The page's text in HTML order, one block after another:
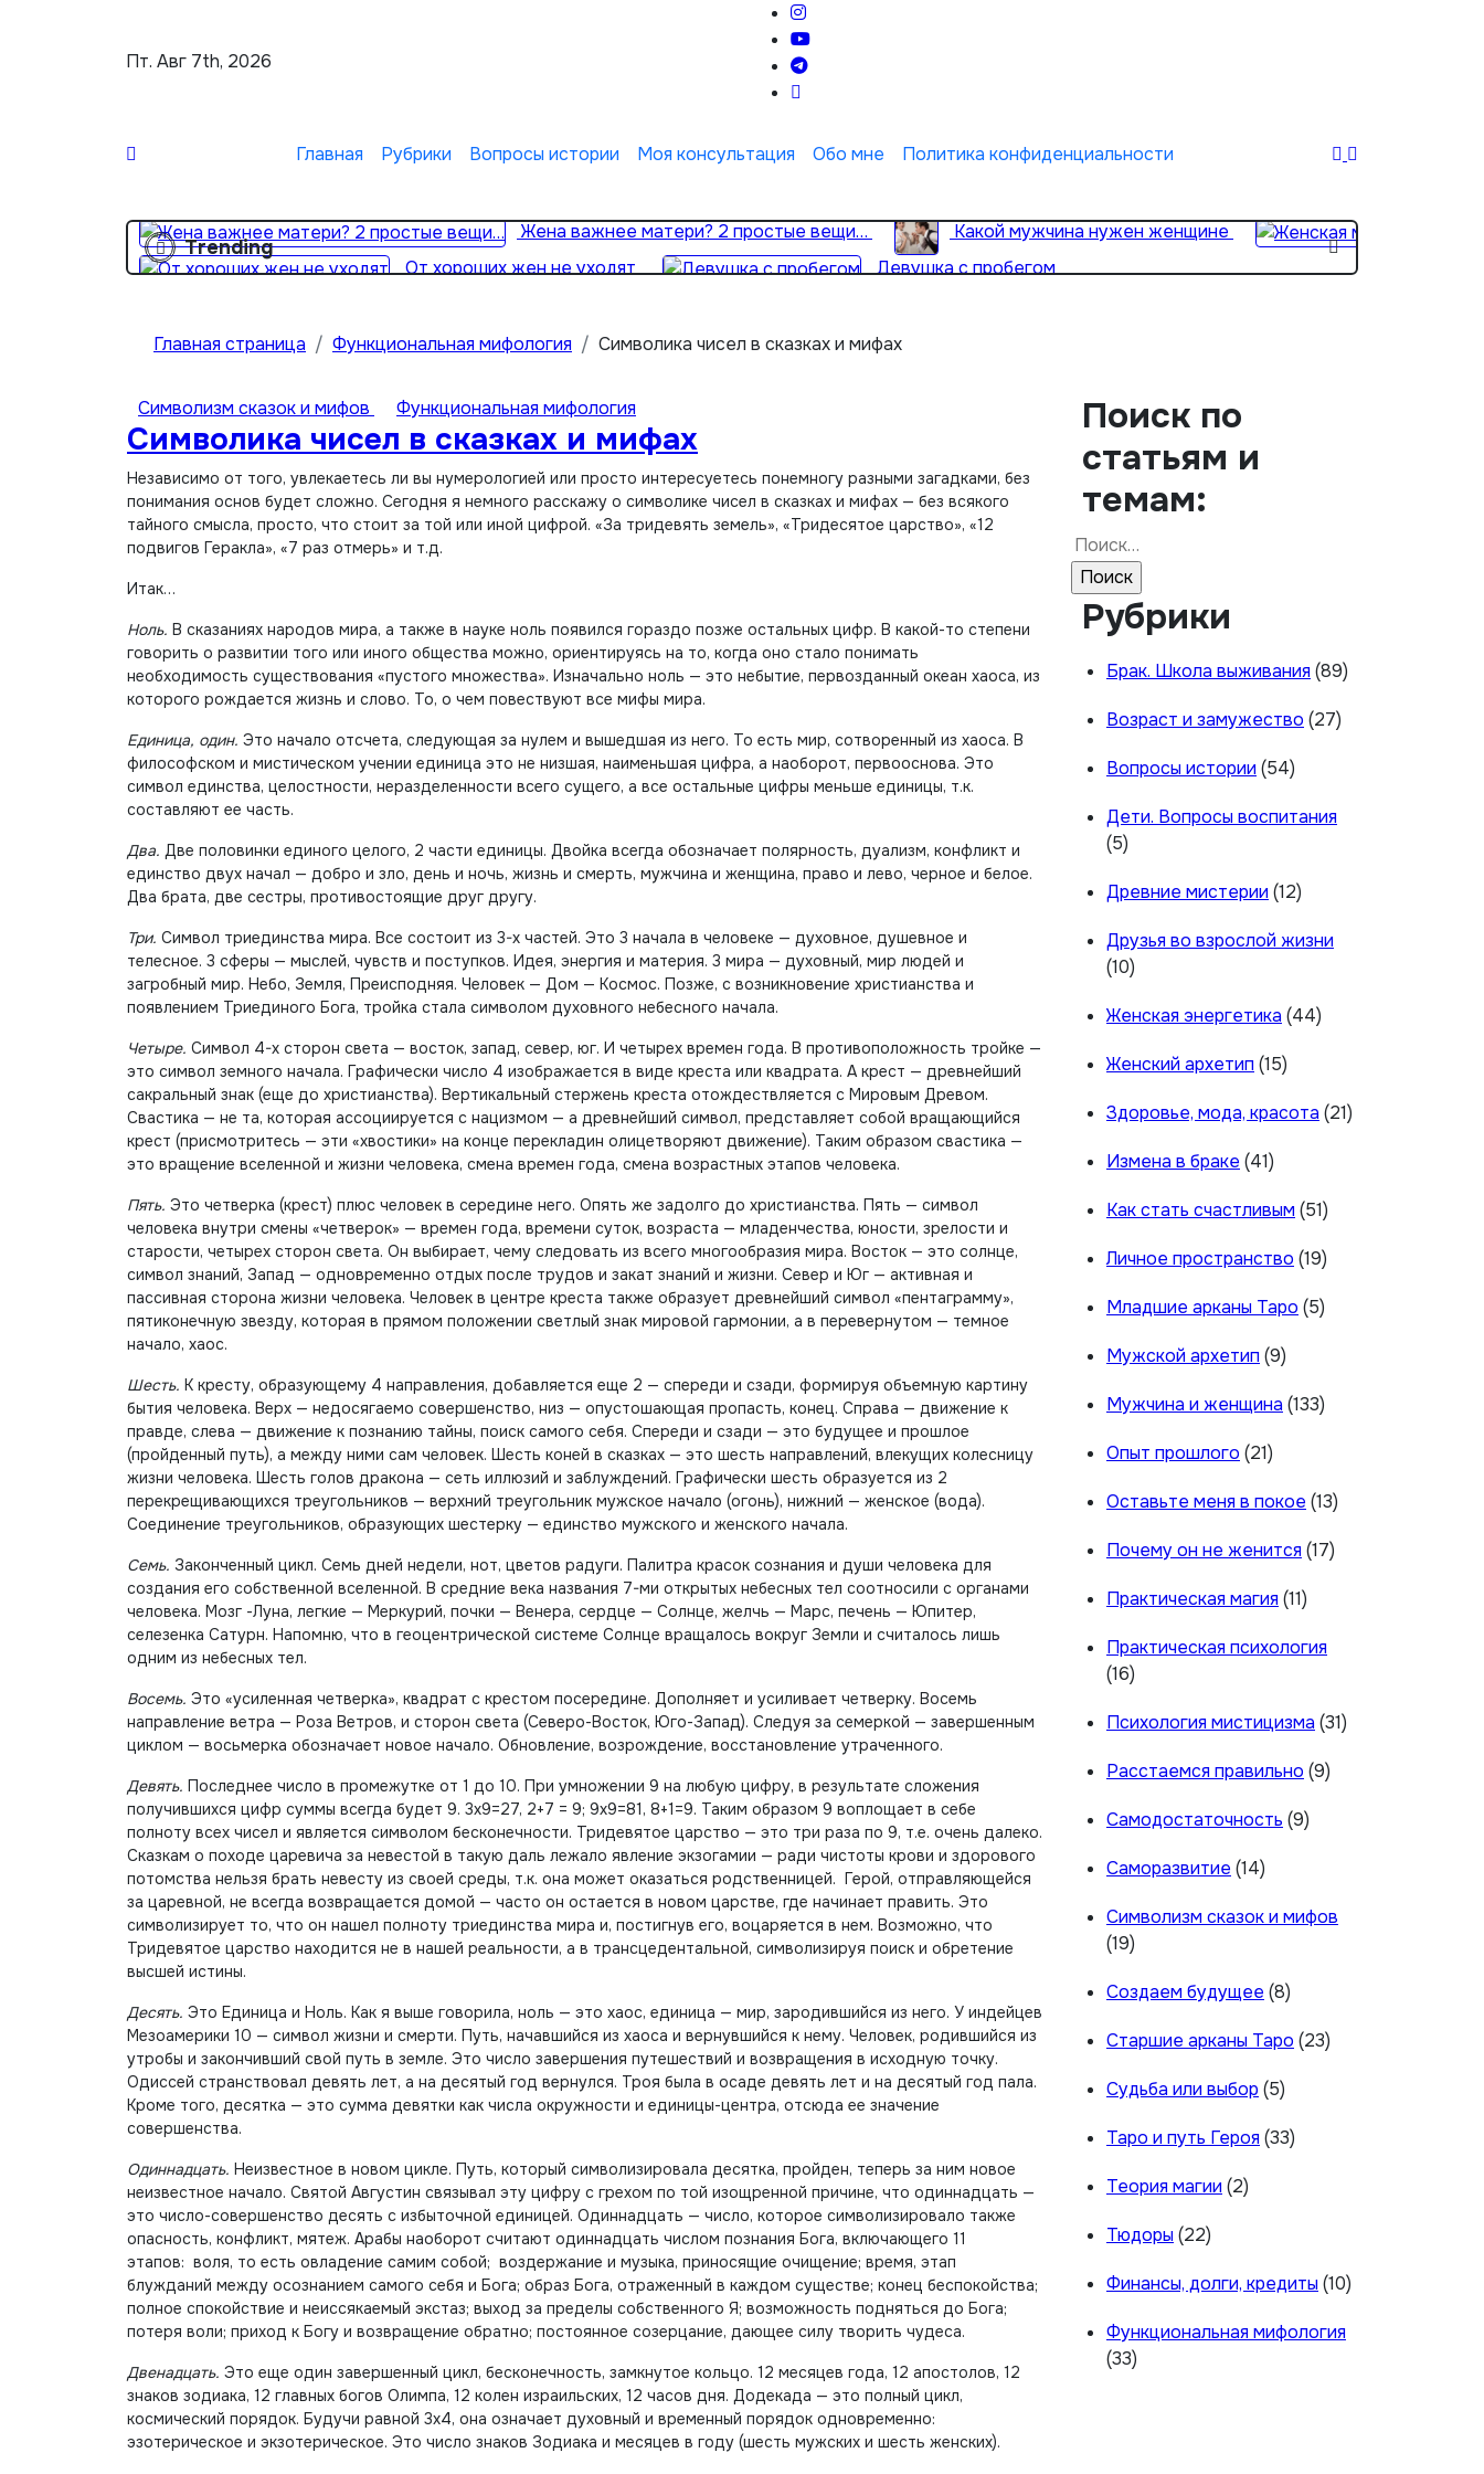
Пт. Авг 7th, 2026
Главная Рубрики Вопросы истории Моя консультация Обо мне Политика конфиденциальности
Trending
Жена важнее матери? 2 простые вещи… Какой мужчина нужен женщине
От хороших жен не уходят
Девушка с пробегом
Главная страница Функциональная мифология Символика чисел в сказках и мифах
Символизм сказок и мифов Функциональная мифология
Символика чисел в сказках и мифах
Независимо от того, увлекаетесь ли вы нумерологией или просто интересуетесь понемногу разными загадками, без
понимания основ будет сложно. Сегодня я немного расскажу о символике чисел в сказках и мифах — без всякого
тайного смысла, просто, что стоит за той или иной цифрой. «За тридевять земель», «Тридесятое царство», «12
подвигов Геракла», «7 раз отмерь» и т.д.
Итак…
Ноль. В сказаниях народов мира, а также в науке ноль появился гораздо позже остальных цифр. В какой-то степени
говорить о развитии того или иного общества можно, ориентируясь на то, когда оно стало понимать
необходимость существования «пустого множества». Изначально ноль — это небытие, первозданный океан хаоса, из
которого рождается жизнь и слово. То, о чем повествуют все мифы мира.
Единица, один. Это начало отсчета, следующая за нулем и вышедшая из него. То есть мир, сотворенный из хаоса. В
философском и мистическом учении единица это не низшая, наименьшая цифра, а наоборот, первооснова. Это
символ единства, целостности, неразделенности всего сущего, а все остальные цифры меньше единицы, т.к.
составляют ее часть.
Два. Две половинки единого целого, 2 части единицы. Двойка всегда обозначает полярность, дуализм, конфликт и
единство двух начал — добро и зло, день и ночь, жизнь и смерть, мужчина и женщина, право и лево, черное и белое.
Два брата, две сестры, противостоящие друг другу.
Три. Символ триединства мира. Все состоит из 3-х частей. Это 3 начала в человеке — духовное, душевное и
телесное. 3 сферы — мыслей, чувств и поступков. Идея, энергия и материя. 3 мира — духовный, мир людей и
загробный мир. Небо, Земля, Преисподняя. Человек — Дом — Космос. Позже, с возникновение христианства и
появлением Триединого Бога, тройка стала символом духовного небесного начала.
Четыре. Символ 4-х сторон света — восток, запад, север, юг. И четырех времен года. В противоположность тройке —
это символ земного начала. Графически число 4 изображается в виде креста или квадрата. А крест — древнейший
сакральный знак (еще до христианства). Вертикальный стержень креста отождествляется с Мировым Древом.
Свастика — не та, которая ассоциируется с нацизмом — а древнейший символ, представляет собой вращающийся
крест (присмотритесь — эти «хвостики» на конце перекладин олицетворяют движение). Таким образом свастика —
это вращение вселенной и жизни человека, смена времен года, смена возрастных этапов человека.
Пять. Это четверка (крест) плюс человек в середине него. Опять же задолго до христианства. Пять — символ
человека внутри смены «четверок» — времен года, времени суток, возраста — младенчества, юности, зрелости и
старости, четырех сторон света. Он выбирает, чему следовать из всего многообразия мира. Восток — это солнце,
символ знаний, Запад — одновременно отдых после трудов и закат знаний и жизни. Север и Юг — активная и
пассивная сторона жизни человека. Человек в центре креста также образует древнейший символ «пентаграмму»,
пятиконечную звезду, которая в прямом положении светлый знак мировой гармонии, а в перевернутом — темное
начало, хаос.
Шесть. К кресту, образующему 4 направления, добавляется еще 2 — спереди и сзади, формируя объемную картину
бытия человека. Верх — недосягаемо совершенство, низ — опустошающая пропасть, конец. Справа — движение к
правде, слева — движение к познанию тайны, поиск самого себя. Спереди и сзади — это будущее и прошлое
(пройденный путь), а между ними сам человек. Шесть коней в сказках — это шесть направлений, влекущих колесницу
жизни человека. Шесть голов дракона — сеть иллюзий и заблуждений. Графически шесть образуется из 2
перекрещивающихся треугольников — верхний треугольник мужское начало (огонь), нижний — женское (вода).
Соединение треугольников, образующих шестерку — единство мужского и женского начала.
Семь. Законченный цикл. Семь дней недели, нот, цветов радуги. Палитра красок сознания и души человека для
создания его собственной вселенной. В средние века названия 7-ми открытых небесных тел соотносили с органами
человека. Мозг -Луна, легкие — Меркурий, почки — Венера, сердце — Солнце, желчь — Марс, печень — Юпитер,
селезенка Сатурн. Напомню, что в геоцентрической системе Солнце вращалось вокруг Земли и считалось лишь
одним из небесных тел.
Восемь. Это «усиленная четверка», квадрат с крестом посередине. Дополняет и усиливает четверку. Восемь
направление ветра — Роза Ветров, и сторон света (Северо-Восток, Юго-Запад). Следуя за семеркой — завершенным
циклом — восьмерка обозначает новое начало. Обновление, возрождение, восстановление утраченного.
Девять. Последнее число в промежутке от 1 до 10. При умножении 9 на любую цифру, в результате сложения
получившихся цифр суммы всегда будет 9. 3х9=27, 2+7 = 9; 9х9=81, 8+1=9. Таким образом 9 воплощает в себе
полноту всех чисел и является символом бесконечности. Тридевятое царство — это три раза по 9, т.е. очень далеко.
Сказкам о походе царевича за невестой в такую даль лежало явление экзогамии — ради чистоты крови и здорового
потомства нельзя брать невесту из своей среды, т.к. она может оказаться родственницей. Герой, отправляющейся
за царевной, не всегда возвращается домой — часто он остается в новом царстве, где начинает править. Это
символизирует то, что он нашел полноту триединства мира и, постигнув его, воцаряется в нем. Возможно, что
Тридевятое царство находится не в нашей реальности, а в трансцедентальной, символизируя поиск и обретение
высшей истины.
Десять. Это Единица и Ноль. Как я выше говорила, ноль — это хаос, единица — мир, зародившийся из него. У индейцев
Мезоамерики 10 — символ жизни и смерти. Путь, начавшийся из хаоса и вернувшийся к нему. Человек, родившийся из
утробы и закончивший свой путь в земле. Это число завершения путешествий и возвращения в исходную точку.
Одиссей странствовал девять лет, а на десятый год вернулся. Троя была в осаде девять лет и на десятый год пала.
Кроме того, десятка — это сумма девятки как числа окружности и единицы-центра, отсюда ее значение
совершенства.
Одиннадцать. Неизвестное в новом цикле. Путь, который символизировала десятка, пройден, теперь за ним новое
неизвестное начало. Святой Августин связывал эту цифру с грехом по той изощренной причине, что одиннадцать —
это число-совершенство десять с избыточной единицей. Одиннадцать — число, которое символизировало также
опасность, конфликт, мятеж. Арабы наоборот считают одиннадцать числом познания Бога, включающего 11
этапов: воля, то есть овладение самим собой; воздержание и музыка, приносящие очищение; время, этап
блужданий между осознанием самого себя и Бога; образ Бога, отраженный в каждом существе; конец беспокойства;
полное спокойствие и неиссякаемый экстаз; выход за пределы собственного Я; возможность подняться до Бога;
потеря воли; приход к Богу и возвращение обратно; постоянное созерцание, дающее силу творить чудеса.
Двенадцать. Это еще один завершенный цикл, бесконечность, замкнутое кольцо. 12 месяцев года, 12 апостолов, 12
знаков зодиака, 12 главных богов Олимпа, 12 колен израильских, 12 часов дня. Додекада — это полный цикл,
космический порядок. Будучи равной 3х4, она означает духовный и временный порядок одновременно:
эзотерическое и экзотерическое. Это число знаков Зодиака и месяцев в году (шесть мужских и шесть женских).
Поиск по
статьям и
темам:
Найти:
Рубрики
Брак. Школа выживания (89)
Возраст и замужество (27)
Вопросы истории (54)
Дети. Вопросы воспитания
(5)
Древние мистерии (12)
Друзья во взрослой жизни
(10)
Женская энергетика (44)
Женский архетип (15)
Здоровье, мода, красота (21)
Измена в браке (41)
Как стать счастливым (51)
Личное пространство (19)
Младшие арканы Таро (5)
Мужской архетип (9)
Мужчина и женщина (133)
Опыт прошлого (21)
Оставьте меня в покое (13)
Почему он не женится (17)
Практическая магия (11)
Практическая психология
(16)
Психология мистицизма (31)
Расстаемся правильно (9)
Самодостаточность (9)
Саморазвитие (14)
Символизм сказок и мифов
(19)
Создаем будущее (8)
Старшие арканы Таро (23)
Судьба или выбор (5)
Таро и путь Героя (33)
Теория магии (2)
Тюдоры (22)
Финансы, долги, кредиты (10)
Функциональная мифология
(33)